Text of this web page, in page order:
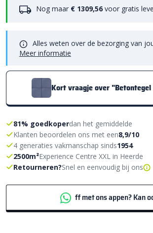
Nog maar € 1309,56 voor gratis
Alles weten over de bezorging van
Meer informatie
Kort vraagje over
81% goedkoperdan het gemiddelde
Klanten beoordelen ons met een8,9/10
4 generaties vakmanschap sinds1954
2500m²Experience Centre XXL in Heerde
Retourneren?Snel en eenvoudig bij ons
ff met ons appen? Kan